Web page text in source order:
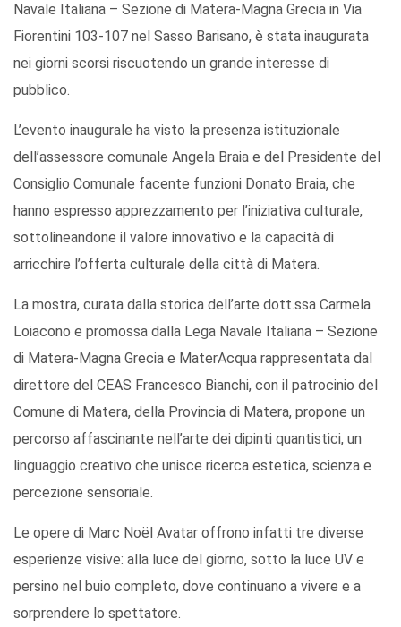
Navale Italiana – Sezione di Matera-Magna Grecia in Via
Fiorentini 103-107 nel Sasso Barisano, è stata inaugurata
nei giorni scorsi riscuotendo un grande interesse di
pubblico.
L’evento inaugurale ha visto la presenza istituzionale
dell’assessore comunale Angela Braia e del Presidente del
Consiglio Comunale facente funzioni Donato Braia, che
hanno espresso apprezzamento per l’iniziativa culturale,
sottolineandone il valore innovativo e la capacità di
arricchire l’offerta culturale della città di Matera.
La mostra, curata dalla storica dell’arte dott.ssa Carmela
Loiacono e promossa dalla Lega Navale Italiana – Sezione
di Matera-Magna Grecia e MaterAcqua rappresentata dal
direttore del CEAS Francesco Bianchi, con il patrocinio del
Comune di Matera, della Provincia di Matera, propone un
percorso affascinante nell’arte dei dipinti quantistici, un
linguaggio creativo che unisce ricerca estetica, scienza e
percezione sensoriale.
Le opere di Marc Noël Avatar offrono infatti tre diverse
esperienze visive: alla luce del giorno, sotto la luce UV e
persino nel buio completo, dove continuano a vivere e a
sorprendere lo spettatore.